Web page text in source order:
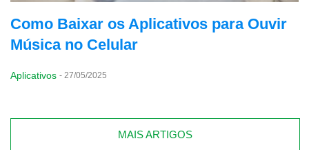
Como Baixar os Aplicativos para Ouvir
Música no Celular
Aplicativos - 27/05/2025
MAIS ARTIGOS